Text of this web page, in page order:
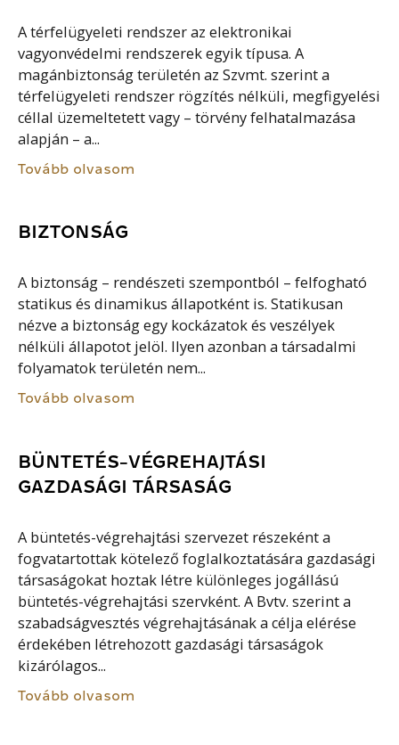
A térfelügyeleti rendszer az elektronikai
vagyonvédelmi rendszerek egyik típusa. A
magánbiztonság területén az Szvmt. szerint a
térfelügyeleti rendszer rögzítés nélküli, megfigyelési
céllal üzemeltetett vagy – törvény felhatalmazása
alapján – a...
Tovább olvasom
BIZTONSÁG
A biztonság – rendészeti szempontból – felfogható
statikus és dinamikus állapotként is. Statikusan
nézve a biztonság egy kockázatok és veszélyek
nélküli állapotot jelöl. Ilyen azonban a társadalmi
folyamatok területén nem...
Tovább olvasom
BÜNTETÉS-VÉGREHAJTÁSI
GAZDASÁGI TÁRSASÁG
A büntetés-végrehajtási szervezet részeként a
fogvatartottak kötelező foglalkoztatására gazdasági
társaságokat hoztak létre különleges jogállású
büntetés-végrehajtási szervként. A Bvtv. szerint a
szabadságvesztés végrehajtásának a célja elérése
érdekében létrehozott gazdasági társaságok
kizárólagos...
Tovább olvasom